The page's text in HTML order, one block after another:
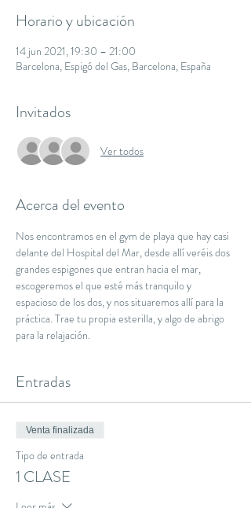
Horario y ubicación
14 jun 2021, 19:30 – 21:00
Barcelona, Espigó del Gas, Barcelona, España
Invitados
Ver todos
Acerca del evento
Nos encontramos en el gym de playa que hay casi
delante del Hospital del Mar, desde allí veréis dos
grandes espigones que entran hacia el mar,
escogeremos el que esté más tranquilo y
espacioso de los dos, y nos situaremos allí para la
práctica. Trae tu propia esterilla, y algo de abrigo
para la relajación.
Entradas
Venta finalizada
Tipo de entrada
1 CLASE